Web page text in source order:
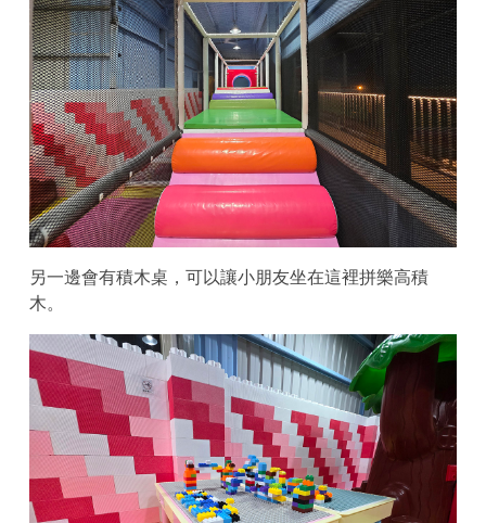
另一邊會有積木桌，可以讓小朋友坐在這裡拼樂高積
木。